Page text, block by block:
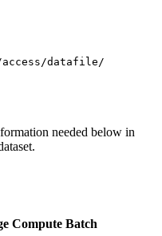
datafile/
needed below in
Compute Batch